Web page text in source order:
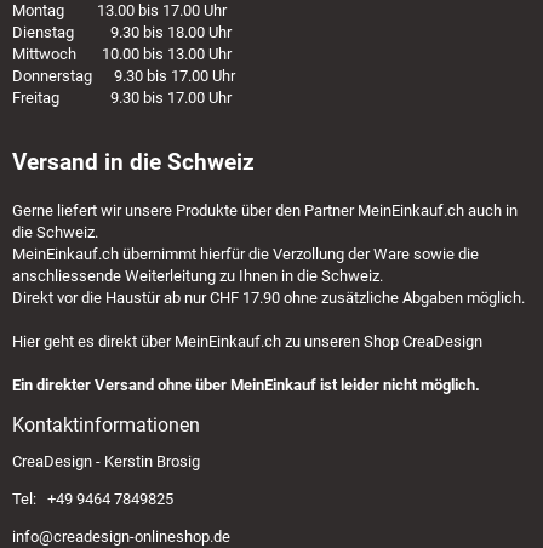
Montag 13.00 bis 17.00 Uhr
Dienstag 9.30 bis 18.00 Uhr
Mittwoch 10.00 bis 13.00 Uhr
Donnerstag 9.30 bis 17.00 Uhr
Freitag 9.30 bis 17.00 Uhr
Versand in die Schweiz
Gerne liefert wir unsere Produkte über den Partner MeinEinkauf.ch auch in
die Schweiz.
MeinEinkauf.ch übernimmt hierfür die Verzollung der Ware sowie die
anschliessende Weiterleitung zu Ihnen in die Schweiz.
Direkt vor die Haustür ab nur CHF 17.90 ohne zusätzliche Abgaben möglich.
Hier geht es direkt über MeinEinkauf.ch zu unseren Shop CreaDesign
Ein direkter Versand ohne über MeinEinkauf ist leider nicht möglich.
Kontaktinformationen
CreaDesign - Kerstin Brosig
Tel: +49 9464 7849825
info@creadesign-onlineshop.de